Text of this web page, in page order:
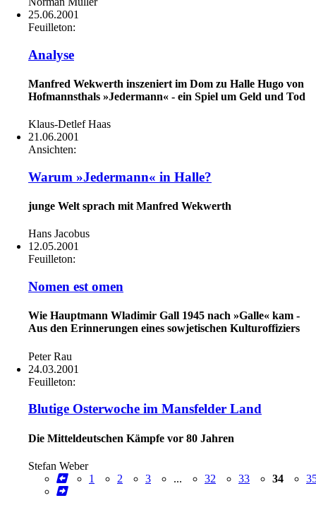
25.06.2001
Feuilleton:
Analyse
Manfred Wekwerth inszeniert im Dom zu Halle Hugo von
Hofmannsthals »Jedermann« - ein Spiel um Geld und Tod
Klaus-Detlef Haas
21.06.2001
Ansichten:
Warum »Jedermann« in Halle?
junge Welt sprach mit Manfred Wekwerth
Hans Jacobus
12.05.2001
Feuilleton:
Nomen est omen
Wie Hauptmann Wladimir Gall 1945 nach »Galle« kam -
Aus den Erinnerungen eines sowjetischen Kulturoffiziers
Peter Rau
24.03.2001
Feuilleton:
Blutige Osterwoche im Mansfelder Land
Die Mitteldeutschen Kämpfe vor 80 Jahren
Stefan Weber
1
2 3 ... 32 33 34